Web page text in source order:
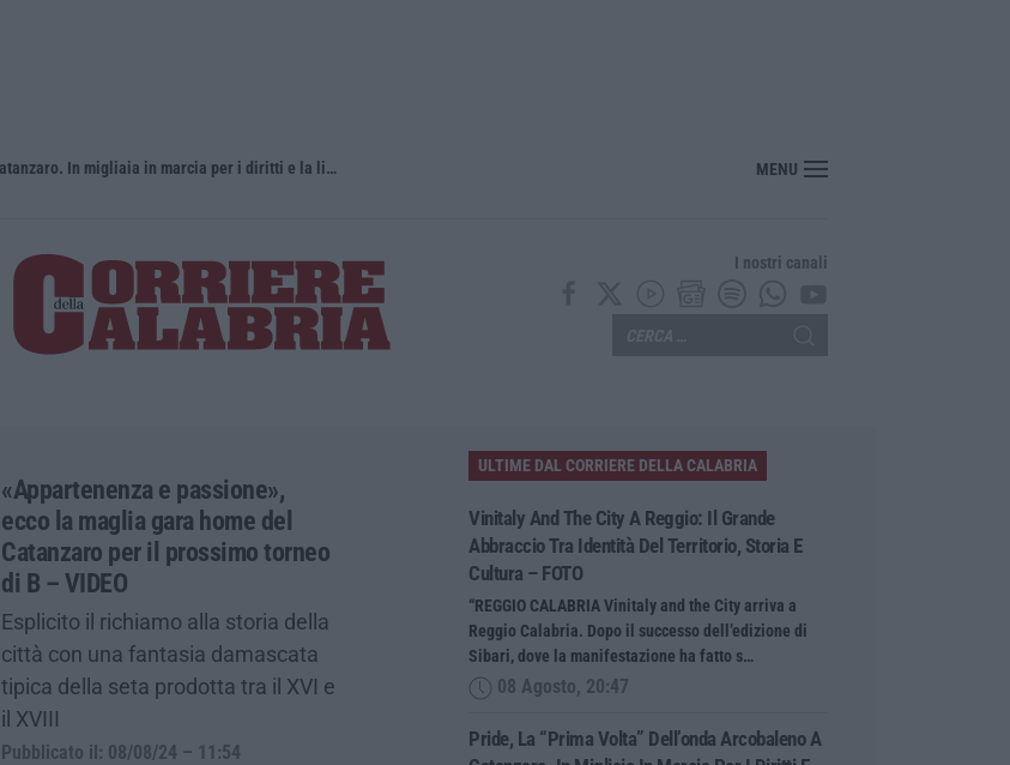
Pride, la “prima volta” dell’onda arcobaleno a Catanzaro. In migliaia in marcia per i diritti e la libertà – FOTO MENU
I nostri canali
«Appartenenza e passione»,
ecco la maglia gara home del
Catanzaro per il prossimo torneo
di B – VIDEO
Esplicito il richiamo alla storia della
città con una fantasia damascata
tipica della seta prodotta tra il XVI e
il XVIII
Pubblicato il: 08/08/24 – 11:54
ULTIME DAL CORRIERE DELLA CALABRIA
Vinitaly And The City A Reggio: Il Grande
Abbraccio Tra Identità Del Territorio, Storia E
Cultura – FOTO
“REGGIO CALABRIA Vinitaly and the City arriva a
Reggio Calabria. Dopo il successo dell’edizione di
Sibari, dove la manifestazione ha fatto s…
08 Agosto, 20:47
Pride, La “prima Volta” Dell’onda Arcobaleno A